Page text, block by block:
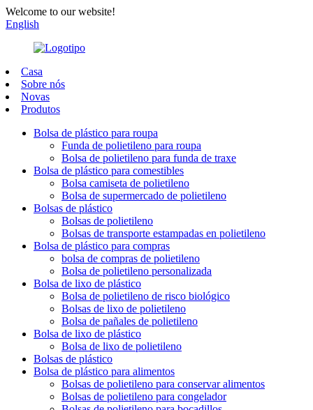
Welcome to our website!
English
Casa
Sobre nós
Novas
Produtos
Bolsa de plástico para roupa
Funda de polietileno para roupa
Bolsa de polietileno para funda de traxe
Bolsa de plástico para comestibles
Bolsa camiseta de polietileno
Bolsa de supermercado de polietileno
Bolsas de plástico
Bolsas de polietileno
Bolsas de transporte estampadas en polietileno
Bolsa de plástico para compras
bolsa de compras de polietileno
Bolsa de polietileno personalizada
Bolsa de lixo de plástico
Bolsa de polietileno de risco biológico
Bolsas de lixo de polietileno
Bolsa de pañales de polietileno
Bolsa de lixo de plástico
Bolsa de lixo de polietileno
Bolsas de plástico
Bolsa de plástico para alimentos
Bolsas de polietileno para conservar alimentos
Bolsas de polietileno para congelador